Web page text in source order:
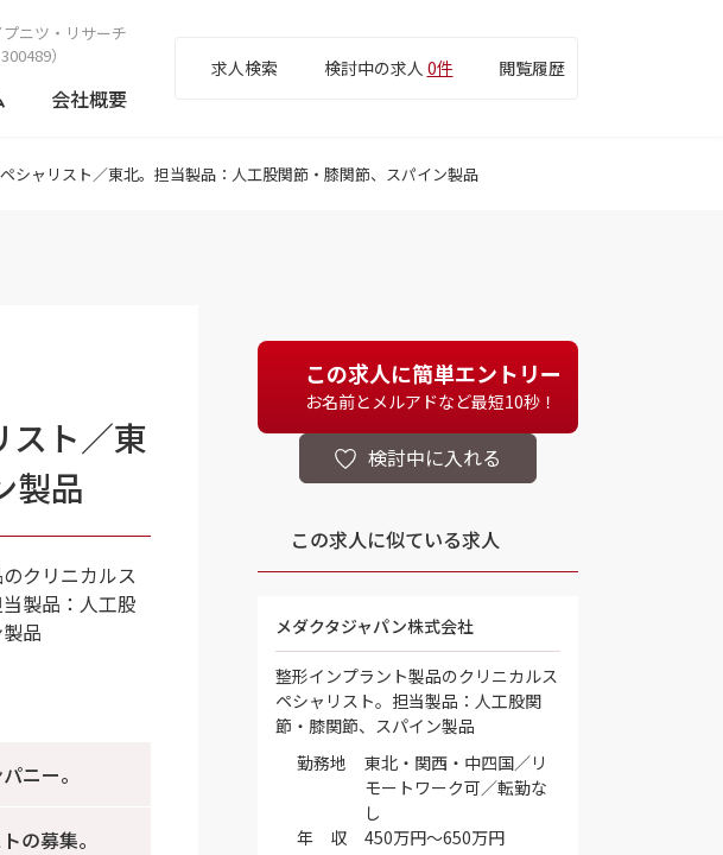
プニツ・リサーチ
）
会社概要
求人検索 検討中の求人 0件 閲覧履歴
シャリスト／東北。担当製品：人工股関節・膝関節、スパイン製品
スト／東
製品
ニー。
の募集。
この求人に簡単エントリー
お名前とメルアドなど最短10秒！
この求人に似ている求人
メダクタジャパン株式会社
整形インプラント製品のクリニカルス
ペシャリスト。担当製品：人工股関
節・膝関節、スパイン製品
勤務地
東北・関西・中四国／リ
モートワーク可／転勤な
し
年 収
450万円～650万円